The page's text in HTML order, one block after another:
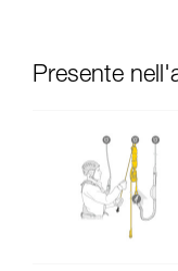
Presente